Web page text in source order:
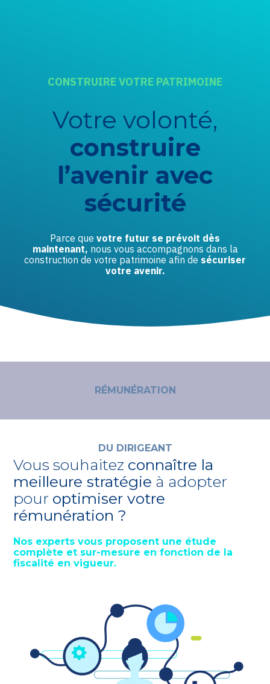
Gérer votre quotidien
Piloter votre entreprise
Développer votre entreprise
Construire votre patrimoine
Gestion administrative
LFExperts +
CONSTRUIRE VOTRE PATRIMOINE
Votre volonté,
construire
l’avenir avec
sécurité
Parce que votre futur se prévoit dès
maintenant, nous vous accompagnons dans la
construction de votre patrimoine afin de sécuriser
votre avenir.
RÉMUNÉRATION
DU DIRIGEANT
Vous souhaitez connaître la
meilleure stratégie à adopter
pour optimiser votre
rémunération ?
Nos experts vous proposent une étude
complète et sur-mesure en fonction de la
fiscalité en vigueur.